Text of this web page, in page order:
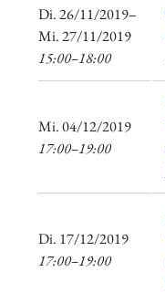
​Di. 26/11/2019–​
Mi. 27/11/2019
15:00–18:00
​Mi. 04/12/2019
17:00–19:00
​Di. 17/12/2019
17:00–19:00